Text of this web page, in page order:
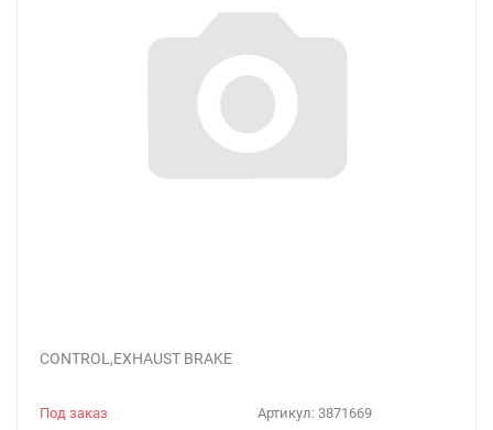
CONTROL,EXHAUST BRAKE
Артикул: 3871669
Под заказ